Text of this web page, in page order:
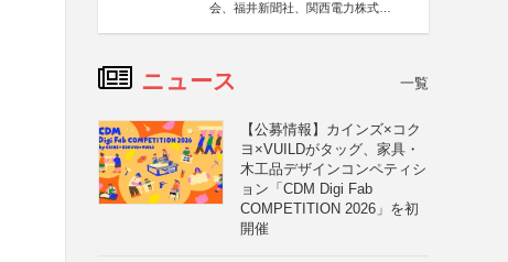
会、福井新聞社、関西電力株式会
ニュース 一覧
【公募情報】カインズ×コク
ヨ×VUILDがタッグ、家具・
木工品デザインコンペティシ
ョン「CDM Digi Fab
COMPETITION 2026」を初
開催